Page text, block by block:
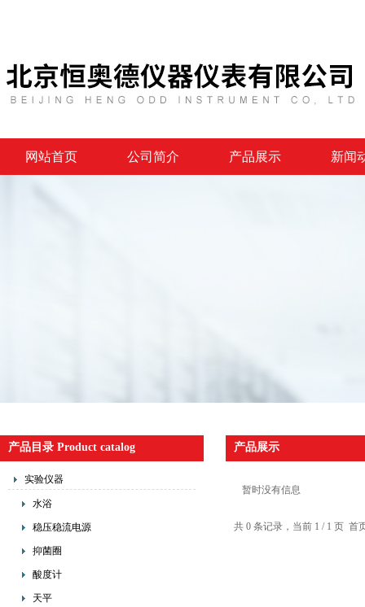
网站首页 公司简介 产品展示 新闻
产品目录 Product catalog
实验仪器
水浴
稳压稳流电源
抑菌圈
酸度计
天平
产品展示
暂时没有信息
共 0 条记录，当前 1 / 1 页